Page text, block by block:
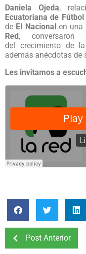
Daniela Ojeda,
Ecuatoriana de Fútbol
de El Nacional en una
Red ,
del crecimiento de
además anécdotas de
Les invitamos a
Post Anterior